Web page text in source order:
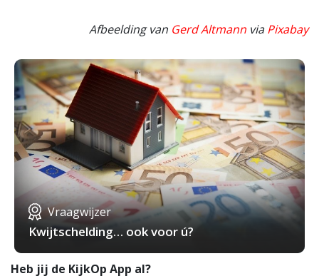
Afbeelding van Gerd Altmann viaPixabay
Vraagwijzer
Kwijtschelding… ook voor ú?
Heb jij de KijkOp App al?